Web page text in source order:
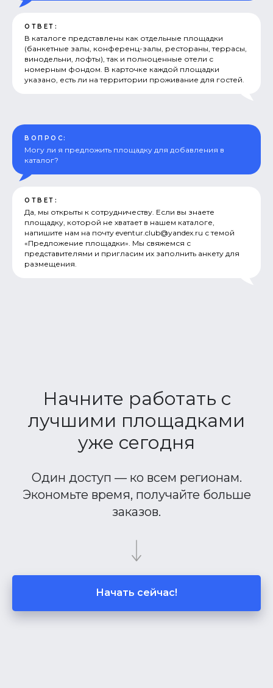
ОТВЕТ:
В каталоге представлены как отдельные площадки
(банкетные залы, конференц-залы, рестораны, террасы,
винодельни, лофты), так и полноценные отели с
номерным фондом. В карточке каждой площадки
указано, есть ли на территории проживание для гостей.
ВОПРОС:
Могу ли я предложить площадку для добавления в
каталог?
ОТВЕТ:
Да, мы открыты к сотрудничеству. Если вы знаете
площадку, которой не хватает в нашем каталоге,
напишите нам на почту eventur.club@yandex.ru с темой
«Предложение площадки». Мы свяжемся с
представителями и пригласим их заполнить анкету для
размещения.
Начните работать с
лучшими площадками
уже сегодня
Один доступ — ко всем регионам.
Экономьте время, получайте больше
заказов.
Начать сейчас!